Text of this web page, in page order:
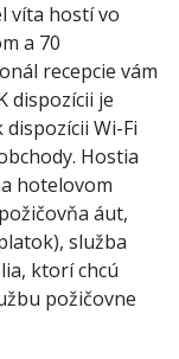
víta hostí vo
a 70
recepcie vám
dispozícii je
Wi-Fi
Hostia
hotelovom
áut,
služba
ktorí chcú
požičovne